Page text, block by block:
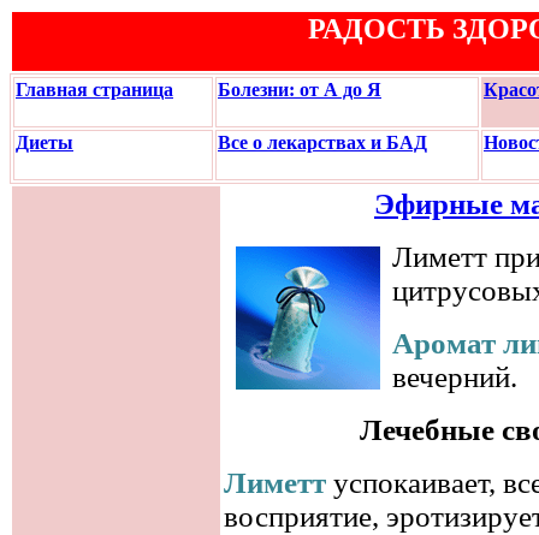
РАДОСТЬ
Главная страница Болезни: от А до Я
Диеты Все о лекарствах и БАД
Эфирные
Лиметт
Аромат
вечерний.
Лечебные
Лиметт успокаивает,
восприятие,